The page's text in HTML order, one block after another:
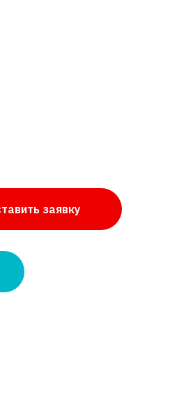
заявку